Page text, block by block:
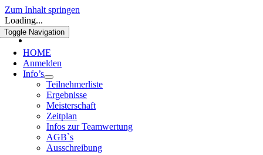
Zum Inhalt springen
Toggle Navigation
HOME
Anmelden
Info’s
Teilnehmerliste
Ergebnisse
Meisterschaft
Zeitplan
Infos zur Teamwertung
AGB`s
Ausschreibung
Loading...